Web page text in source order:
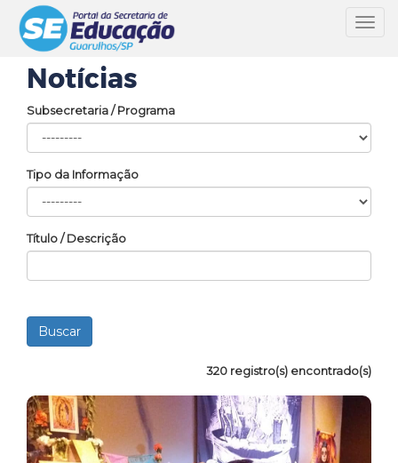
Notícias
Subsecretaria / Programa
Tipo da Informação
Título / Descrição
320 registro(s) encontrado(s)